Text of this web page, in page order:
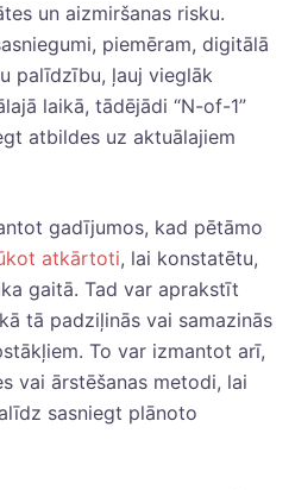
un aizmiršanas risku.
piemēram, digitālā
palīdzību, ļauj vieglāk
laikā, tādējādi “N-of-1”
atbildes uz aktuālajiem
gadījumos, kad pētāmo
atkārtoti, lai konstatētu,
gaitā. Tad var aprakstīt
tā padziļinās vai samazinās
To var izmantot arī,
vai ārstēšanas metodi, lai
sasniegt plānoto